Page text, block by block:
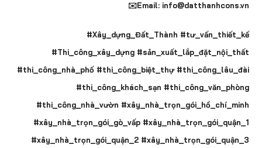
✉️Email: info@datthanhcons.vn
#Xây_dựng_Đất_Thành #tư_vấn_thiết_kế
#Thi_công_xây_dựng #sản_xuất_lắp_đặt_nội_thất
#thi_công_nhà_phố #thi_công_biệt_thự #thi_công_lâu_đài
#thi_công_khách_sạn #thi_công_văn_phòng
#thi_công_nhà_vườn #xây_nhà_trọn_gói_hồ_chí_minh
#xây_nhà_trọn_gói_gò_vấp #xây_nhà_trọn_gói_quận_1
#xây_nhà_trọn_gói_quận_2 #xây_nhà_trọn_gói_quận_3